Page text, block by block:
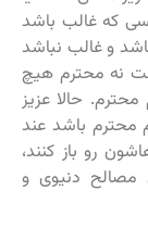
که غالب باشد
و غالب نباشد
نه محترم هیچ
حالا عزیز
باشد عند
رو باز کنند،
مصالح دنیوی و